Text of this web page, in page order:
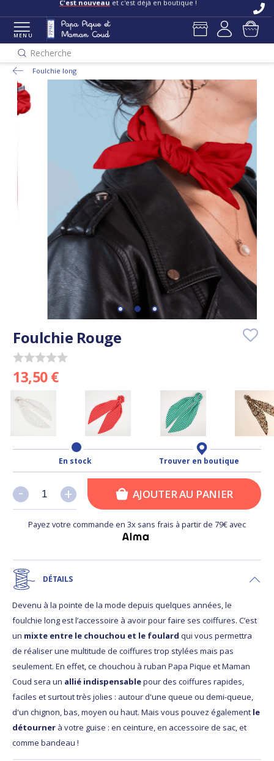
C'est nouveau et c'est déjà en boutique !
MENU
Recherche
Foulchie long
Foulchie Rouge
13,50 €
En stock Trouver en boutique
+
- +
- AJOUTER AU PANIER
Payez votre commande en 3x sans frais à partir de 79€ avec
DÉTAILS
Devenu à la pointe de la mode depuis quelques années, le
foulchie long est l’accessoire à avoir pour faire ses coiffures. C’est
un mixte entre le chouchou et le foulard qui vous permettra
de réaliser une multitude de coiffures trop stylées mais pas
seulement. En effet, ce chouchou à ruban Papa Pique et Maman
Coud sera un allié indispensablepour des coiffures rapides,
faciles et surtout très jolies : autour d'une queue ou demi-queue,
d'un chignon, bas, moyen ou haut. Mais vous pouvez également le
détourner à votre guise : en ceinture, en accessoire de sac, et
comme bandeau !